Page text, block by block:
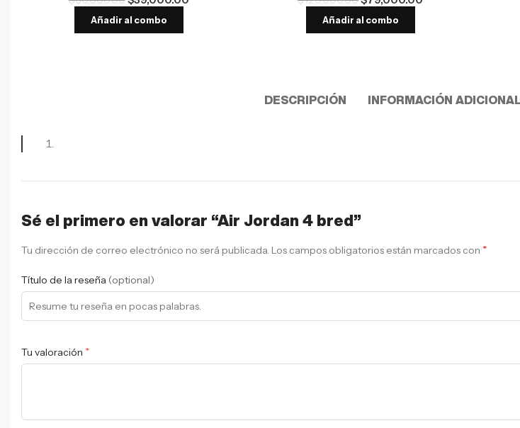
Añadir al combo Añadir al combo
DESCRIPCIÓN INFORMACIÓN
Sé el primero en valorar “Air Jordan 4 bred”
Tu dirección de correo electrónico no será publicada. Los campos obligatorios están marcados con *
Título de la reseña (optional)
Tu valoración *